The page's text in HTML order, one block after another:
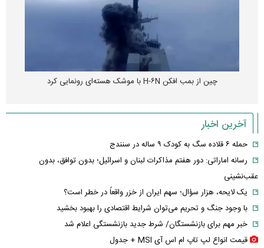
چین از بمب افکن H-۶N با موشک هسته‌ای رونمایی کرد
آخرین اخبار
حمله ۶ قلاده سگ به کودک ۹ ساله در سنندج
رسانه اماراتی: دور هفتم مذاکرات لبنان و اسرائیل؛ بدون توافق، بدون
عقب‌نشینی
یک لایحه، هزار سؤال؛ سهم ایران از خزر واقعاً در خطر است؟
با وجود جنگ و تحریم می‌توان شرایط اقتصادی را بهبود بخشید
خبر مهم برای بازنشستگان/ شرط جدید بازنشستگی اعلام شد
قیمت انواع لپ تاپ ام اس آی MSI + جدول